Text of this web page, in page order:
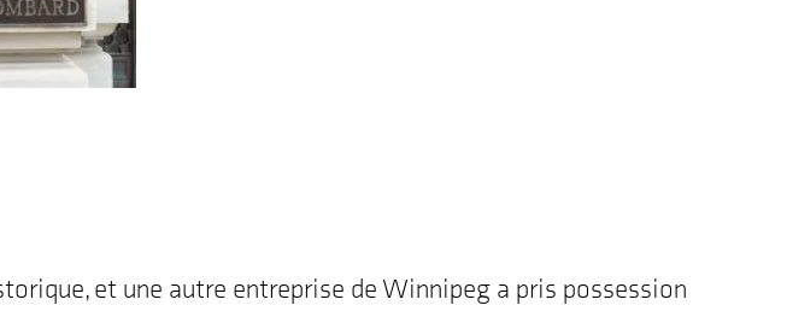
et une autre entreprise de Winnipeg a pris possession